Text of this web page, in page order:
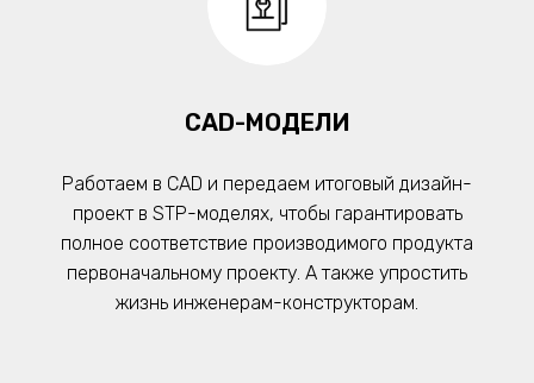
CAD-МОДЕЛИ
Работаем в CAD и передаем итоговый дизайн-
проект в STP-моделях, чтобы гарантировать
полное соответствие производимого продукта
первоначальному проекту. А также упростить
жизнь инженерам-конструкторам.